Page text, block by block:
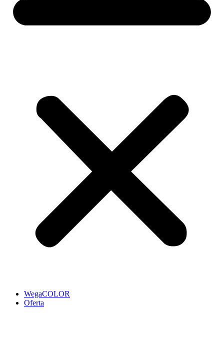
WegaCOLOR
Oferta